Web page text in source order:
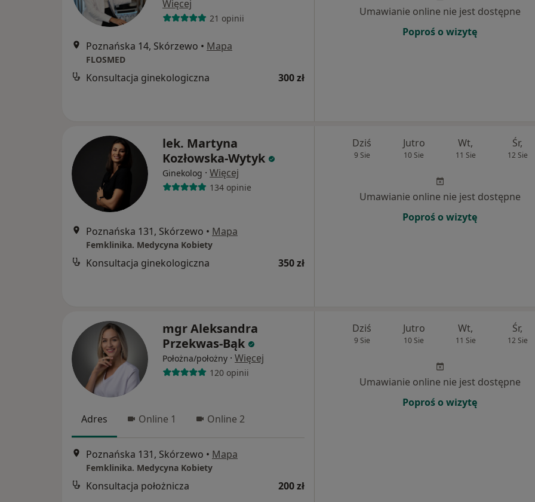
Więcej
21 opinii
Poznańska 14, Skórzewo • Mapa
FLOSMED
Konsultacja ginekologiczna 300 zł
Umawianie online nie jest dostępne
Poproś o wizytę
lek. Martyna
Kozłowska-Wytyk
Ginekolog · Więcej
134 opinie
Poznańska 131, Skórzewo • Mapa
Femklinika. Medycyna Kobiety
Konsultacja ginekologiczna 350 zł
Dziś
9 Sie
Jutro
10 Sie
Wt,
11 Sie
Śr,
12 Sie
Umawianie online nie jest dostępne
Poproś o wizytę
mgr Aleksandra
Przekwas-Bąk
Położna/położny · Więcej
120 opinii
Adres Online 1 Online 2
Poznańska 131, Skórzewo • Mapa
Femklinika. Medycyna Kobiety
Konsultacja położnicza 200 zł
Dziś
9 Sie
Jutro
10 Sie
Wt,
11 Sie
Śr,
12 Sie
Umawianie online nie jest dostępne
Poproś o wizytę